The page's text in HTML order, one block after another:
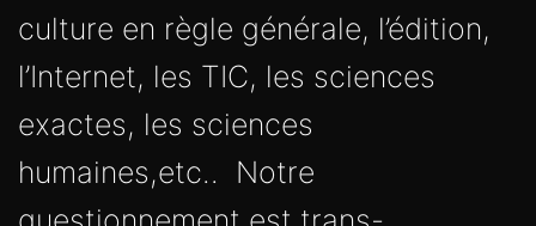
culture en règle générale, l’édition,
l’Internet, les TIC, les sciences
exactes, les sciences
humaines,etc.. Notre